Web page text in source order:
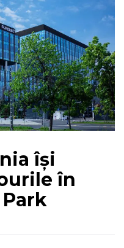
își
în